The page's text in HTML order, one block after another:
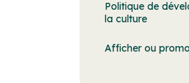
Politique de
la culture
Afficher ou